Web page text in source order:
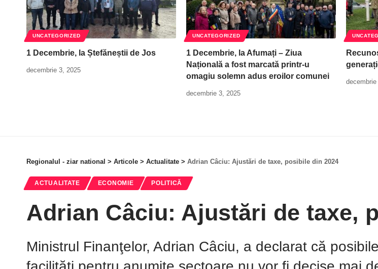
UNCATEGORIZED
1 Decembrie, la Ștefăneștii de Jos
decembrie 3, 2025
UNCATEGORIZED
1 Decembrie, la Afumați – Ziua
Națională a fost marcată printr-u
omagiu solemn adus eroilor comunei
decembrie 3, 2025
Regionalul - ziar national > Articole > Actualitate > Adrian Câciu: Ajustări de taxe, posibile din 2024
ACTUALITATE ECONOMIE POLITICĂ
Adrian Câciu: Ajustări de taxe,
Ministrul Finanţelor, Adrian Câciu, a declarat că